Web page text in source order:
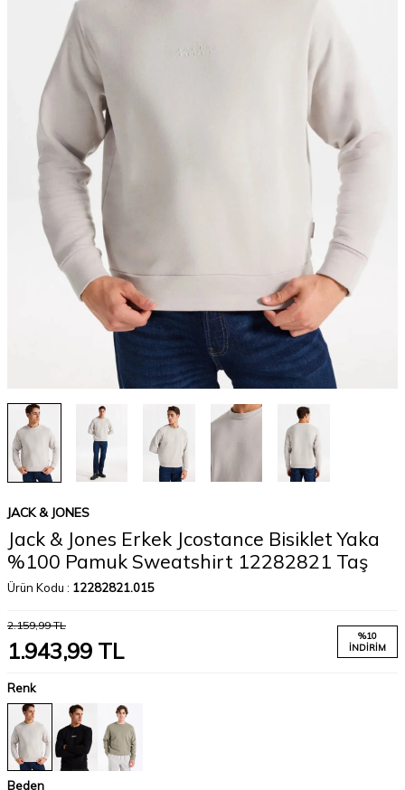
JACK & JONES
Jack & Jones Erkek Jcostance Bisiklet Yaka
%100 Pamuk Sweatshirt 12282821 Taş
Ürün Kodu : 12282821.015
2.159,99TL
1.943,99 TL
%10
İNDIRIM
Renk
Beden